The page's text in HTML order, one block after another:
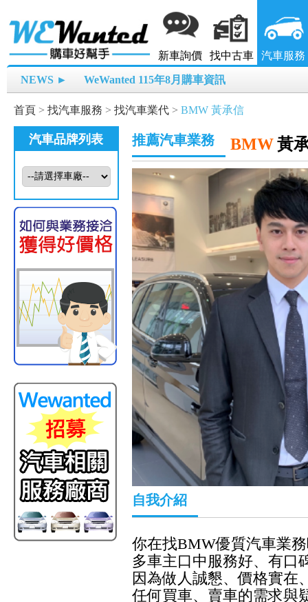
新車詢價 找中古車 汽車服務
NEWS ► WeWanted 115年8月購車資訊
首頁 > 找汽車服務 > 找汽車業代 > BMW 黃承信
汽車品牌列表 推薦汽車業務 BMW 黃
自我介紹
你在找BMW優質汽車業
多車主口中服務好、有口
因為做人誠懇、價格實在
任何買車、賣車的需求與